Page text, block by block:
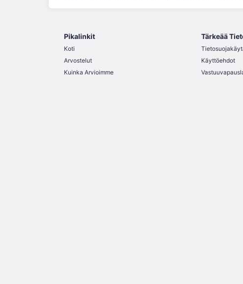
Pikalinkit
Koti
Arvostelut
Kuinka Arvioimme
Tärkeää
Käyttöehdot